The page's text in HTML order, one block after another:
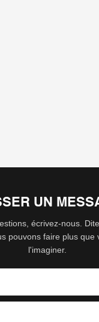
UN
écrivez-nous.
pouvons faire plus que
l'imaginer.